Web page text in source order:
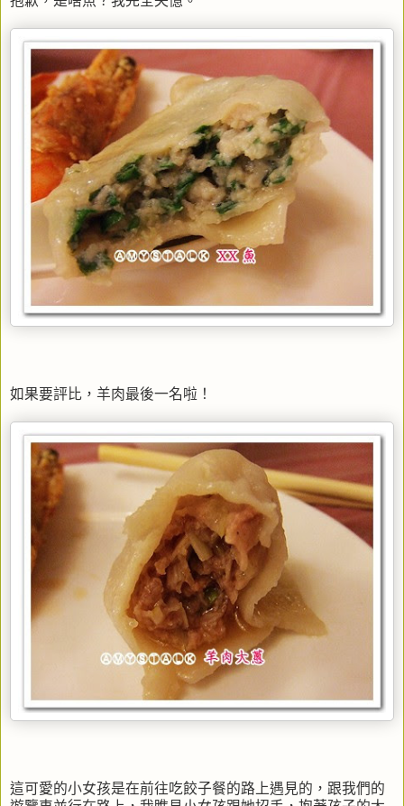
如果要評比，羊肉最後一名啦！
這可愛的小女孩是在前往吃餃子餐的路上遇見的，跟我們的